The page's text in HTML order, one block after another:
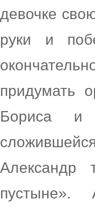
девочке
руки и
придумать
Бориса и
Александр
пустыне».